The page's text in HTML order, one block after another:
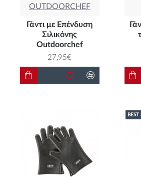
OUTDOORCHEF
Γάντι με Eπένδυση
Σιλικόνης
Outdoorchef
27,95€
BEST